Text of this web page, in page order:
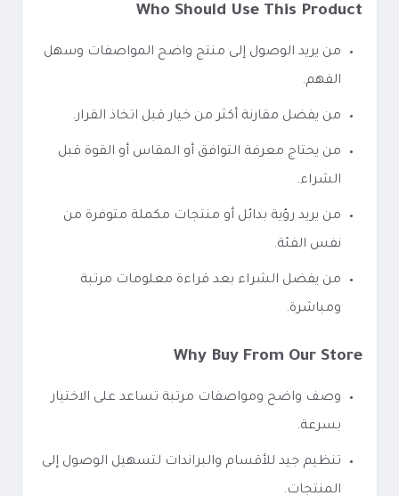
Who Should Use This Product
من يريد الوصول إلى منتج واضح المواصفات وسهل
الفهم.
من يفضل مقارنة أكثر من خيار قبل اتخاذ القرار.
من يحتاج معرفة التوافق أو المقاس أو القوة قبل
الشراء.
من يريد رؤية بدائل أو منتجات مكملة متوفرة من
نفس الفئة.
من يفضل الشراء بعد قراءة معلومات مرتبة
ومباشرة.
Why Buy From Our Store
وصف واضح ومواصفات مرتبة تساعد على الاختيار
بسرعة.
تنظيم جيد للأقسام والبراندات لتسهيل الوصول إلى
المنتجات.